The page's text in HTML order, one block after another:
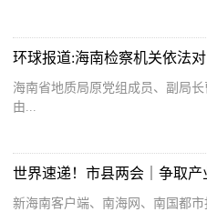
环球报道:海南检察机关依法
海南省地质局原党组成员、副局
由...
新海南客户端、南海网、南国都